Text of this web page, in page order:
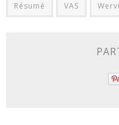
Résumé VAS